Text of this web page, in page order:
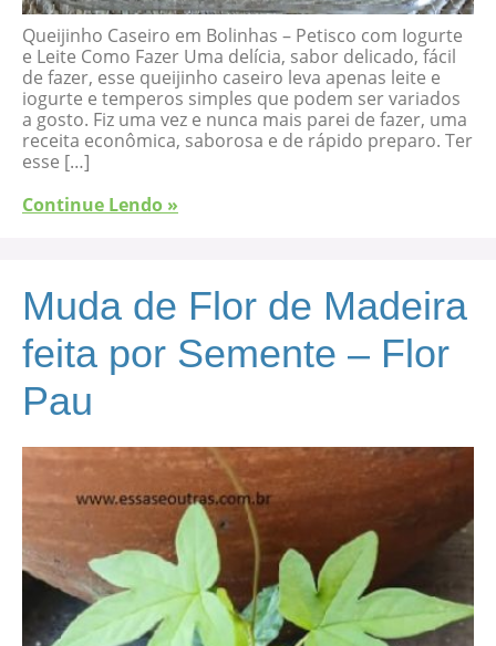
Queijinho Caseiro em Bolinhas – Petisco com Iogurte
e Leite Como Fazer Uma delícia, sabor delicado, fácil
de fazer, esse queijinho caseiro leva apenas leite e
iogurte e temperos simples que podem ser variados
a gosto. Fiz uma vez e nunca mais parei de fazer, uma
receita econômica, saborosa e de rápido preparo. Ter
esse […]
Continue Lendo »
Muda de Flor de Madeira
feita por Semente – Flor
Pau